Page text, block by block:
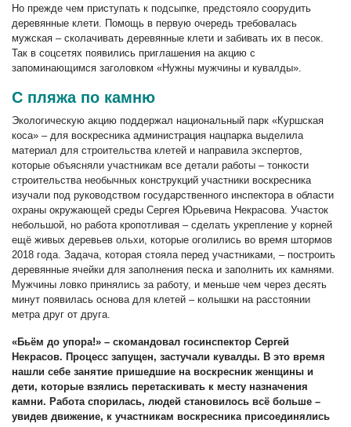
Но прежде чем приступать к подсыпке, предстояло соорудить
деревянные клети. Помощь в первую очередь требовалась
мужская – сколачивать деревянные клети и забивать их в песок.
Так в соцсетях появились приглашения на акцию с
запоминающимся заголовком «Нужны мужчины и кувалды».
С пляжа по камню
Экологическую акцию поддержал национальный парк «Куршская
коса» – для воскресника администрация нацпарка выделила
материал для строительства клетей и направила экспертов,
которые объясняли участникам все детали работы – тонкости
строительства необычных конструкций участники воскресника
изучали под руководством государственного инспектора в области
охраны окружающей среды Сергея Юрьевича Некрасова. Участок
небольшой, но работа кропотливая – сделать укрепление у корней
ещё живых деревьев ольхи, которые оголились во время штормов
2018 года. Задача, которая стояла перед участниками, – построить
деревянные ячейки для заполнения песка и заполнить их камнями.
Мужчины ловко принялись за работу, и меньше чем через десять
минут появилась основа для клетей – колышки на расстоянии
метра друг от друга.
«Бьём до упора!» – скомандовал госинспектор Сергей
Некрасов. Процесс запущен, застучали кувалды. В это время
нашли себе занятие пришедшие на воскресник женщины и
дети, которые взялись перетаскивать к месту назначения
камни. Работа спорилась, людей становилось всё больше –
увидев движение, к участникам воскресника присоединялись